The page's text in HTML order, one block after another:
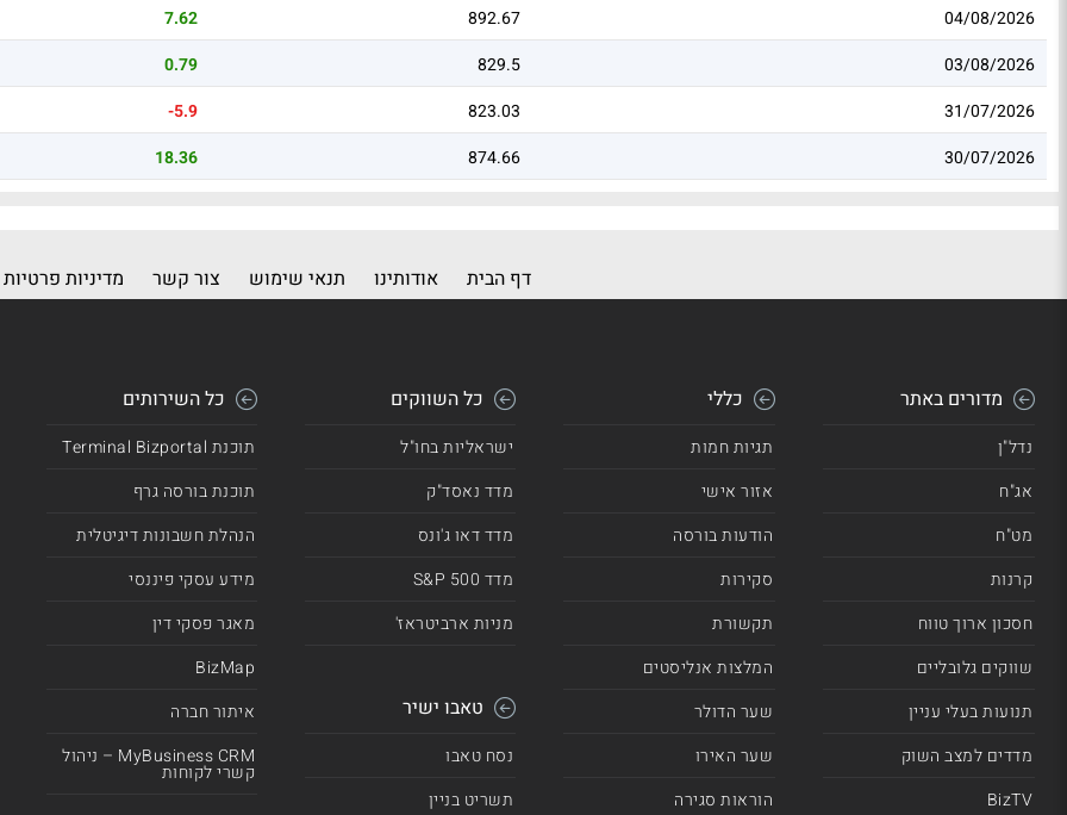
04/08/2026
892.67
7.62
03/08/2026
829.5
0.79
31/07/2026
823.03
-5.9
30/07/2026
874.66
18.36
דף הבית אודותינו תנאי שימוש צור קשר מדיניות פרטיות
מדורים באתר
נדל"ן
אג"ח
מט"ח
קרנות
חסכון ארוך טווח
שווקים גלובליים
תנועות בעלי עניין
מדדים למצב השוק
BizTV
כללי
תגיות חמות
אזור אישי
הודעות בורסה
סקירות
תקשורת
המלצות אנליסטים
שער הדולר
שער האירו
הוראות סגירה
כל השווקים
ישראליות בחו"ל
מדד נאסד"ק
מדד דאו ג'ונס
מדד 500 S&P
מניות ארביטראז'
טאבו ישיר
נסח טאבו
תשריט בניין
כל השירותים
תוכנת Terminal Bizportal
תוכנת בורסה גרף
הנהלת חשבונות דיגיטלית
מידע עסקי פיננסי
מאגר פסקי דין
BizMap
איתור חברה
MyBusiness CRM – ניהול
קשרי לקוחות